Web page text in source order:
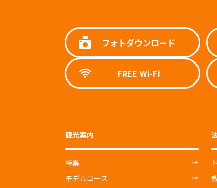
フォトダウンロード
FREE Wi-Fi
観光案内
特集
モデルコース